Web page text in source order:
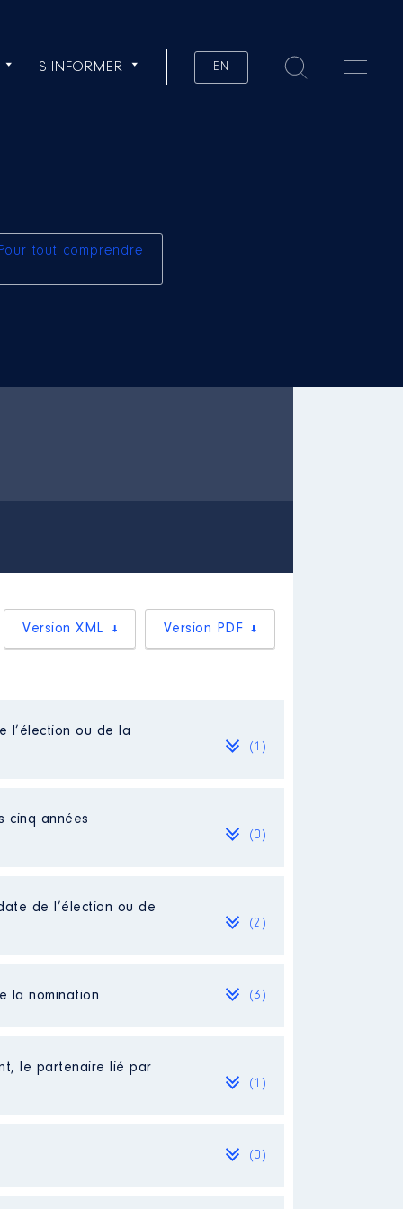
S'INFORMER EN
tout comprendre
Version PDF
Version XML
l’élection ou de la
(1)
cinq années
(0)
de l’élection ou de
(2)
la nomination (3)
le partenaire lié par
(1)
(0)